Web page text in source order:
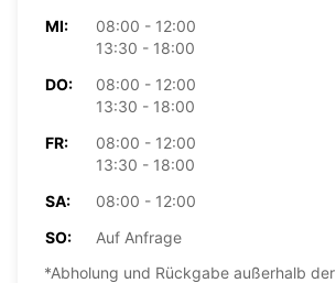
MI:
08:00 - 12:00
13:30 - 18:00
DO:
08:00 - 12:00
13:30 - 18:00
FR:
08:00 - 12:00
13:30 - 18:00
SA:
08:00 - 12:00
SO:
Auf Anfrage
*Abholung und Rückgabe außerhalb der